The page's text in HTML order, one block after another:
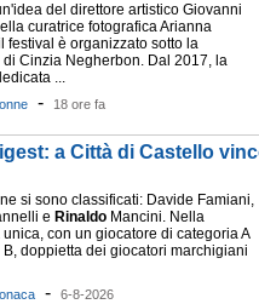
del direttore artistico Giovanni
curatrice fotografica Arianna
festival è organizzato sotto la
Cinzia Negherbon. Dal 2017, la
...
- 18 ore fa
a Città di Castello
si sono classificati: Davide Famiani,
e Rinaldo Mancini. Nella
con un giocatore di categoria A
doppietta dei giocatori marchigiani
- 6-8-2026